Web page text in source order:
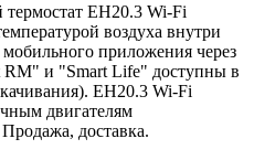
EH20.3 Wi-Fi
воздуха внутри
приложения через
RM" и "Smart Life" доступны в
EH20.3 Wi-Fi
двигателям
доставка.